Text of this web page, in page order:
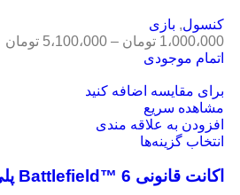
کنسول, بازی
1،000،000 تومان – 5،100،000 تومان
اتمام موجودی
برای مقایسه اضافه کنید
مشاهده سریع
افزودن به علاقه مندی
انتخاب گزینه‌ها
اکانت قانونی Battlefield™ 6 پلی استیشن 5